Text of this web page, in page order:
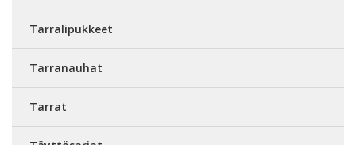
Tarralipukkeet
Tarranauhat
Tarrat